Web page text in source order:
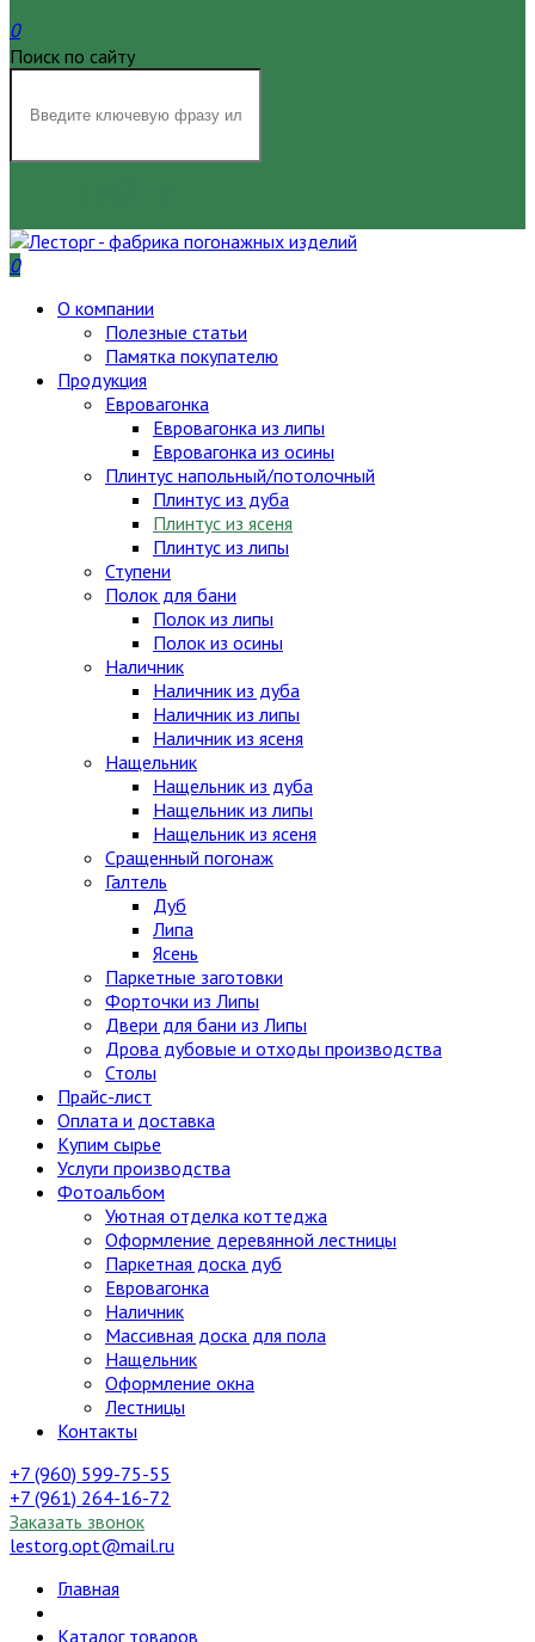
0
Поиск по сайту
0
О компании
Полезные статьи
Памятка покупателю
Продукция
Евровагонка
Евровагонка из липы
Евровагонка из осины
Плинтус напольный/потолочный
Плинтус из дуба
Плинтус из ясеня
Плинтус из липы
Ступени
Полок для бани
Полок из липы
Полок из осины
Наличник
Наличник из дуба
Наличник из липы
Наличник из ясеня
Нащельник
Нащельник из дуба
Нащельник из липы
Нащельник из ясеня
Сращенный погонаж
Галтель
Дуб
Липа
Ясень
Паркетные заготовки
Форточки из Липы
Двери для бани из Липы
Дрова дубовые и отходы производства
Столы
Прайс-лист
Оплата и доставка
Купим сырье
Услуги производства
Фотоальбом
Уютная отделка коттеджа
Оформление деревянной лестницы
Паркетная доска дуб
Евровагонка
Наличник
Массивная доска для пола
Нащельник
Оформление окна
Лестницы
Контакты
+7 (960) 599-75-55
+7 (961) 264-16-72
Заказать звонок
lestorg.opt@mail.ru
Главная
Каталог товаров